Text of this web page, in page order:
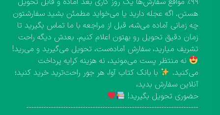
هستن. اگه عجله دارید یا می‌خواید مطمئن بشید سفارشتون
چه زمانی آماده می‌شه، قبل از مراجعه با ما تماس بگیرید تا
زمان دقیق تحویل رو بهتون اعلام کنیم. بعدش دیگه راحت
تشریف میارید، سفارش آماده‌ست، تحویل می‌گیرید و می‌رید!
نه منتظر پست می‌مونید، نه هزینه کرایه پرداخت
می‌کنید.
با بانک کتاب آوا، هر جور راحت‌ترید خرید کنید؛
آنلاین سفارش بدید،
حضوری تحویل بگیرید!
----------------------------------------------------------------------